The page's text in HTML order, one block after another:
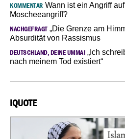
KOMMENTAR Wann ist ein Angriff
Moscheeangriff?
NACHGEFRAGT„Die Grenze am
Absurdität von Rassismus
DEUTSCHLAND, DEINE UMMA! „Ich
nach meinem Tod existiert“
IQUOTE